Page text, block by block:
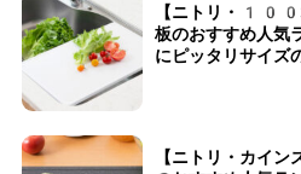
【ニトリ・100
板のおすすめ人
にピッタリサイズ
【ニトリ・カイ